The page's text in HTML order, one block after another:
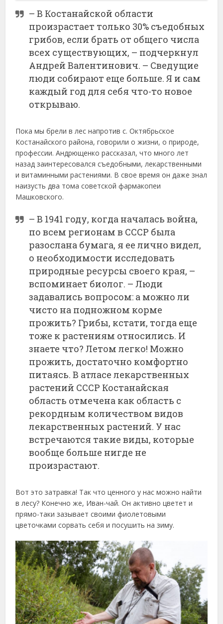
– В Костанайской области
произрастает только 30% съедобных
грибов, если брать от общего числа
всех существующих, – подчеркнул
Андрей Валентинович. – Сведущие
люди собирают еще больше. Я и сам
каждый год для себя что-то новое
открываю.
Пока мы брели в лес напротив с. Октябрьское
Костанайского района, говорили о жизни, о природе,
профессии. Андрющенко рассказал, что много лет
назад заинтересовался съедобными, лекарственными
и витаминными растениями. В свое время он даже знал
наизусть два тома советской фармакопеи
Машковского.
– В 1941 году, когда началась война,
по всем регионам в СССР была
разослана бумага, я ее лично видел,
о необходимости исследовать
природные ресурсы своего края, –
вспоминает биолог. – Люди
задавались вопросом: а можно ли
чисто на подножном корме
прожить? Грибы, кстати, тогда еще
тоже к растениям относились. И
знаете что? Летом легко! Можно
прожить, достаточно комфортно
питаясь. В атласе лекарственных
растений СССР Костанайская
область отмечена как область с
рекордным количеством видов
лекарственных растений. У нас
встречаются такие виды, которые
вообще больше нигде не
произрастают.
Вот это затравка! Так что ценного у нас можно найти
в лесу? Конечно же, Иван-чай. Он активно цветет и
прямо-таки зазывает своими фиолетовыми
цветочками сорвать себя и посушить на зиму.